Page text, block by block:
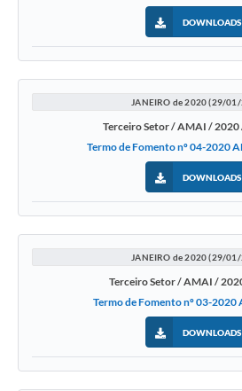
DOWNLOADS
JANEIRO de 2020 (29/
Terceiro Setor / AMAI /
Termo de Fomento nº 04-2020
DOWNLOADS
JANEIRO de 2020 (29/
Terceiro Setor / AMAI /
Termo de Fomento nº 03-2020
DOWNLOADS